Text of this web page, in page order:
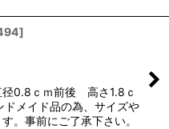
]
0.8ｃｍ前後 高さ1.8ｃ
ドメイド品の為、サイズや
。事前にご了承下さい。